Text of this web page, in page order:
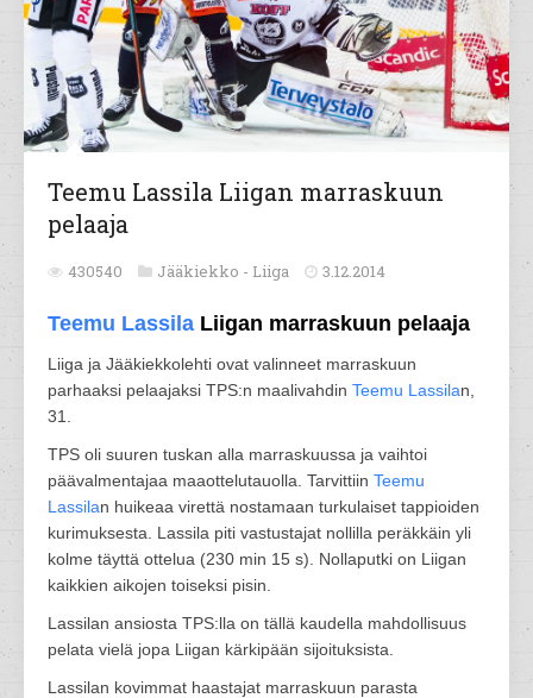
Teemu Lassila Liigan marraskuun
pelaaja
430540 Jääkiekko - Liiga 3.12.2014
Teemu Lassila Liigan marraskuun pelaaja
Liiga ja Jääkiekkolehti ovat valinneet marraskuun
parhaaksi pelaajaksi TPS:n maalivahdin Teemu Lassilan,
31.
TPS oli suuren tuskan alla marraskuussa ja vaihtoi
päävalmentajaa maaottelutauolla. Tarvittiin Teemu
Lassilan huikeaa virettä nostamaan turkulaiset tappioiden
kurimuksesta. Lassila piti vastustajat nollilla peräkkäin yli
kolme täyttä ottelua (230 min 15 s). Nollaputki on Liigan
kaikkien aikojen toiseksi pisin.
Lassilan ansiosta TPS:lla on tällä kaudella mahdollisuus
pelata vielä jopa Liigan kärkipään sijoituksista.
Lassilan kovimmat haastajat marraskuun parasta